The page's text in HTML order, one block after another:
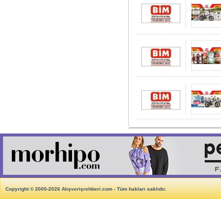
Copyright © 2000-2026 Alışverişrehberi.com - Tüm hakları saklıdır.